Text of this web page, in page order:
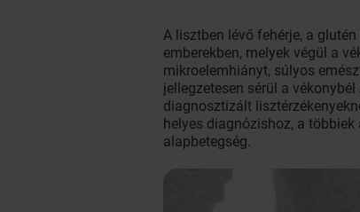
A lisztben lévő fehérje, a
emberekben, melyek végül a
mikroelemhiányt, súlyos
jellegzetesen sérül a
diagnosztizált
helyes diagnózishoz, a
alapbetegség.